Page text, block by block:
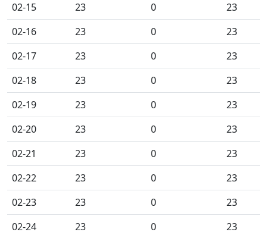
02-15
23 0
23
02-16
23 0
23
02-17
23 0
23
02-18
23 0
23
02-19
23 0
23
02-20
23 0
23
02-21
23 0
23
02-22
23 0
23
02-23
23 0
23
02-24
23 0
23